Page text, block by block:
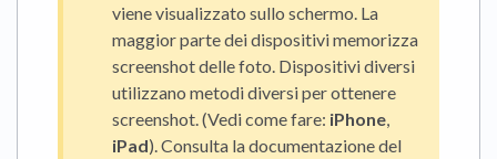
viene visualizzato sullo schermo. La
maggior parte dei dispositivi memorizza
screenshot delle foto. Dispositivi diversi
utilizzano metodi diversi per ottenere
screenshot. (Vedi come fare: iPhone
iPad). Consulta la documentazione del